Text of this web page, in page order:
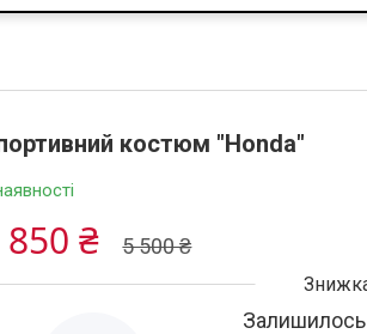
костюм "Honda"
5 500 ₴
850 ₴
Залишилось